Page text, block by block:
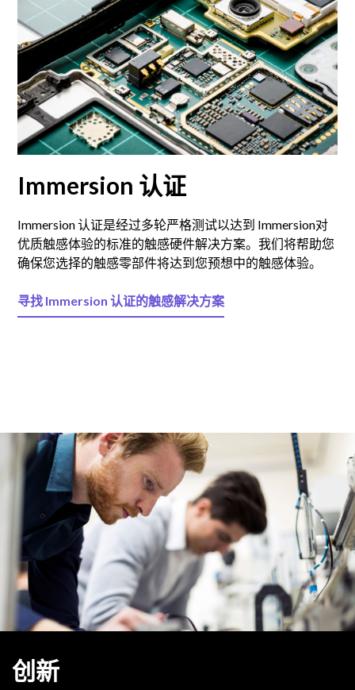
Immersion 认证
Immersion 认证是经过多轮严格测试以达到 Immersion对
优质触感体验的标准的触感硬件解决方案。我们将帮助您
确保您选择的触感零部件将达到您预想中的触感体验。
寻找 Immersion 认证的触感解决方案
创新